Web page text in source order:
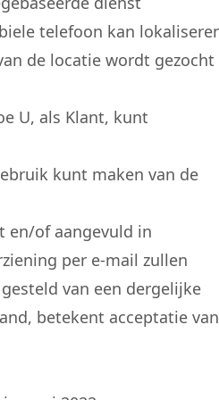
telefoon kan
de locatie wordt gezocht
U, als Klant, kunt
kunt maken van de
en/of aangevuld in
per e-mail zullen
van een dergelijke
betekent acceptatie van